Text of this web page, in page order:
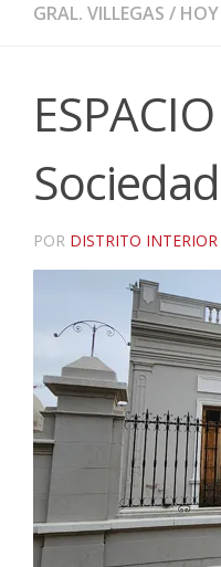
GRAL. VILLEGAS / HOY
POR DISTRITO INTERIOR